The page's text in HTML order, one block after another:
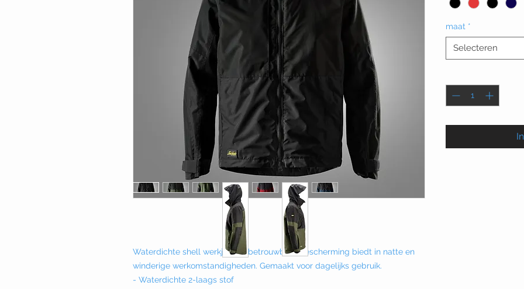
Waterdichte shell werkjas die betrouwbare bescherming biedt in natte en
winderige werkomstandigheden. Gemaakt voor dagelijks gebruik.
- Waterdichte 2-laags stof
maat *
Selecteren